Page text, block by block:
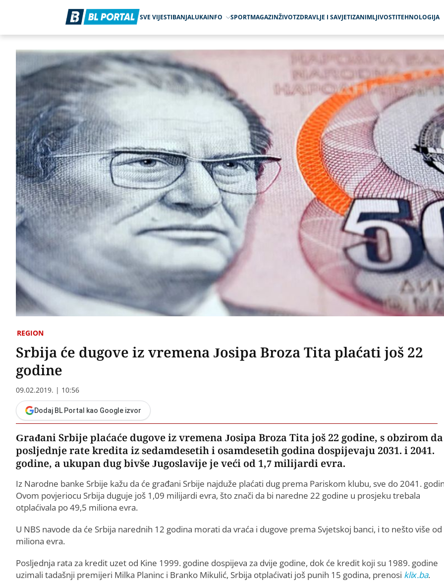
SVE VIJESTIBANJALUKAINFO SPORTMAGAZINŽIVOTZDRAVLJE I SAVJETIZANIMLJIVOSTITEHNOLOGIJA
REGION
Srbija će dugove iz vremena Josipa Broza Tita plaćati još 22
godine
09.02.2019. | 10:56
Dodaj BL Portal kao Google izvor
Građani Srbije plaćaće dugove iz vremena Josipa Broza Tita još 22 godine, s obzirom da
posljednje rate kredita iz sedamdesetih i osamdesetih godina dospijevaju 2031. i 2041.
godine, a ukupan dug bivše Jugoslavije je veći od 1,7 milijardi evra.
Iz Narodne banke Srbije kažu da će građani Srbije najduže plaćati dug prema Pariskom klubu, sve do 2041.
Ovom povjeriocu Srbija duguje još 1,09 milijardi evra, što znači da bi naredne 22 godine u prosjeku trebala
otplaćivala po 49,5 miliona evra.
U NBS navode da će Srbija narednih 12 godina morati da vraća i dugove prema Svjetskoj banci, i to nešto više
miliona evra.
Posljednja rata za kredit uzet od Kine 1999. godine dospijeva za dvije godine, dok će kredit koji su 1989. godine
uzimali tadašnji premijeri Milka Planinc i Branko Mikulić, Srbija otplaćivati još punih 15 godina, prenosi klix.ba.